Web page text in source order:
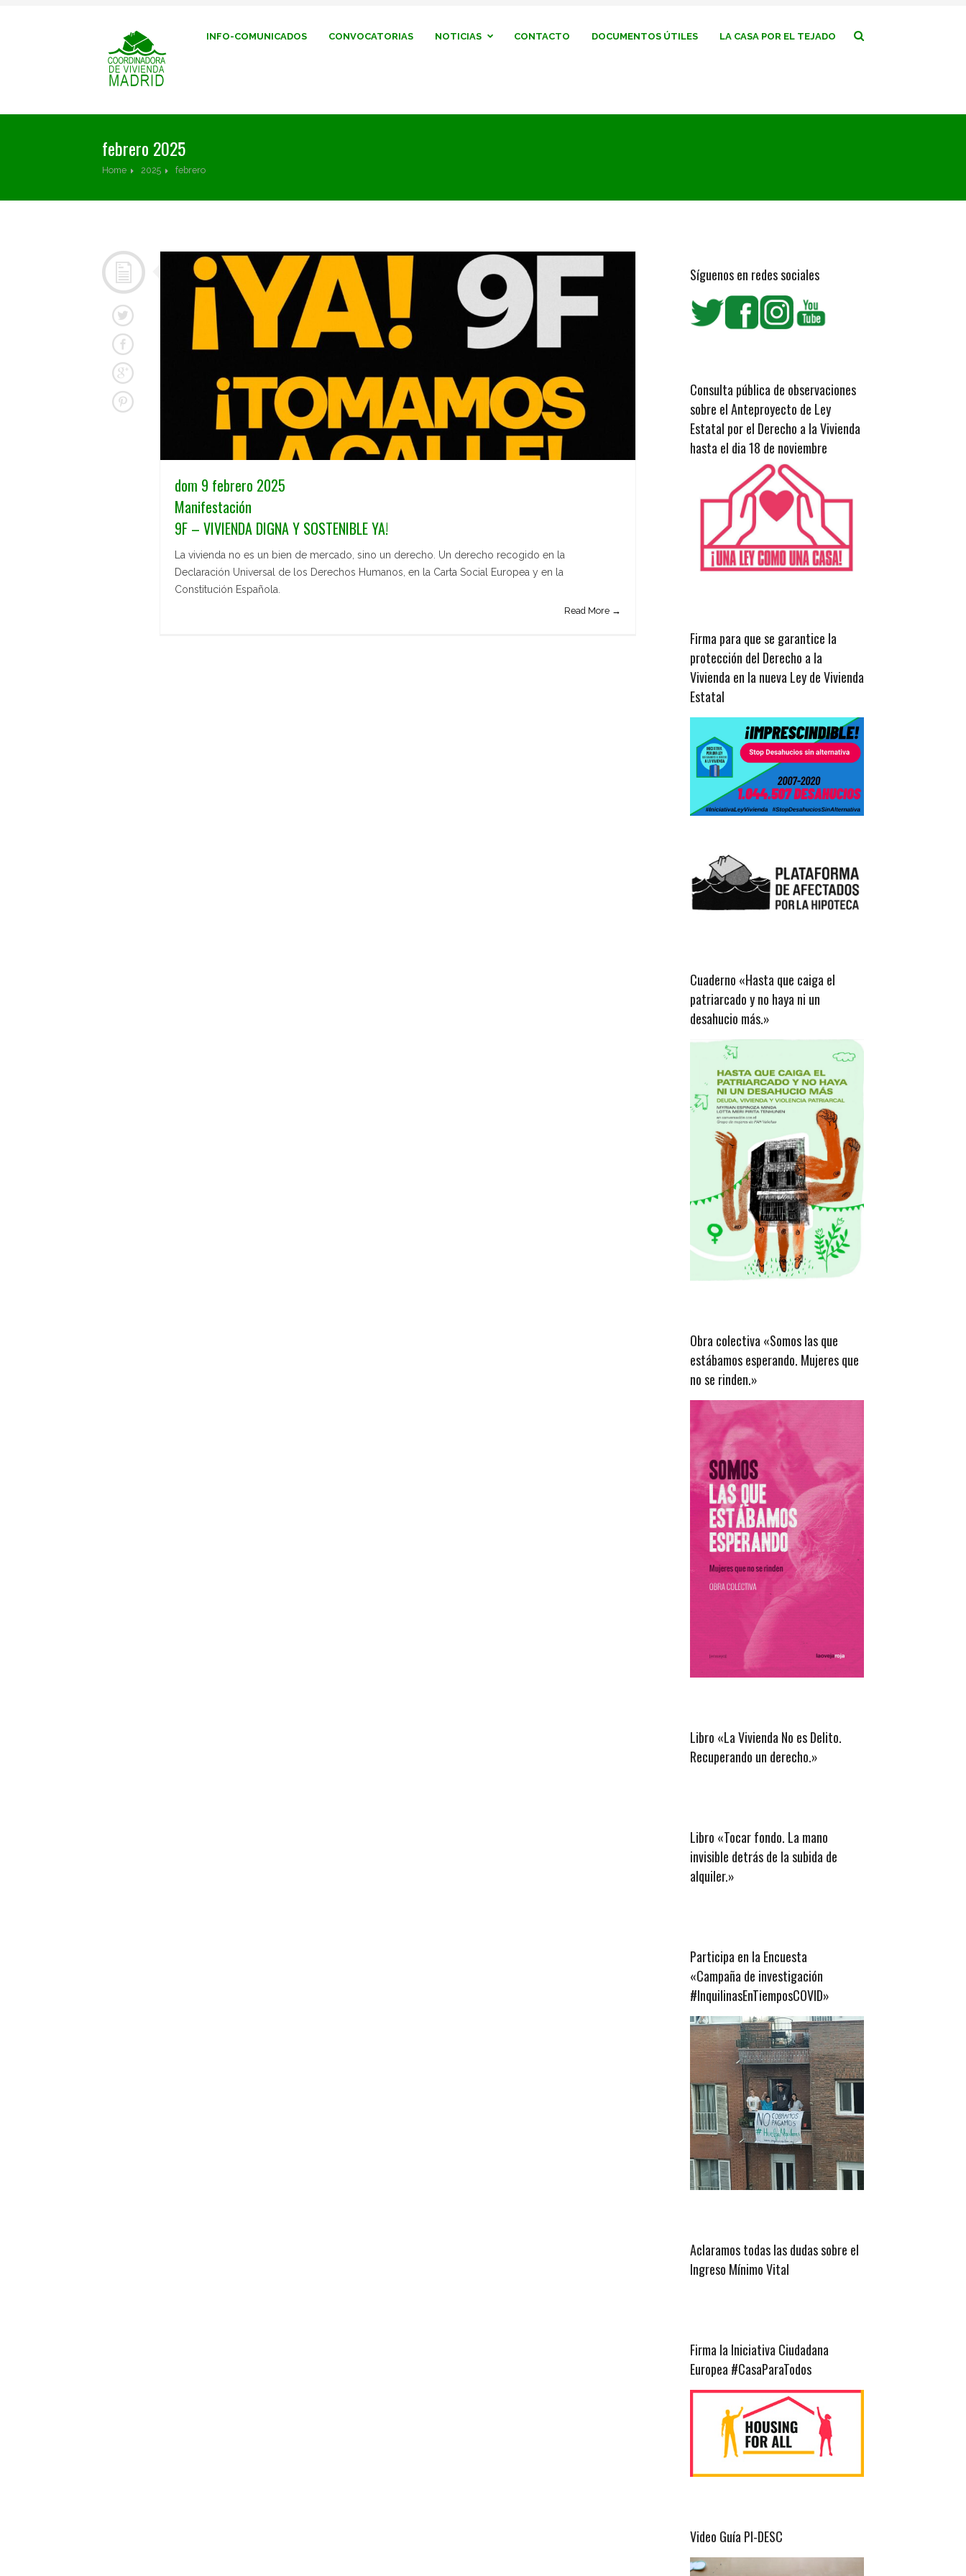
INFO-COMUNICADOS CONVOCATORIAS NOTICIAS CONTACTO DOCUMENTOS ÚTILES LA CASA POR EL TEJADO
febrero 2025
Home 2025 febrero
dom 9 febrero 2025
Manifestación
9F – VIVIENDA DIGNA Y SOSTENIBLE YA!
La vivienda no es un bien de mercado, sino un derecho. Un derecho recogido en la
Declaración Universal de los Derechos Humanos, en la Carta Social Europea y en la
Constitución Española.
Read More →
Síguenos en redes sociales
Consulta pública de observaciones
sobre el Anteproyecto de Ley
Estatal por el Derecho a la Vivienda
hasta el dia 18 de noviembre
Firma para que se garantice la
protección del Derecho a la
Vivienda en la nueva Ley de Vivienda
Estatal
Cuaderno «Hasta que caiga el
patriarcado y no haya ni un
desahucio más.»
Obra colectiva «Somos las que
estábamos esperando. Mujeres que
no se rinden.»
Libro «La Vivienda No es Delito.
Recuperando un derecho.»
Libro «Tocar fondo. La mano
invisible detrás de la subida de
alquiler.»
Participa en la Encuesta
«Campaña de investigación
#InquilinasEnTiemposCOVID»
Aclaramos todas las dudas sobre el
Ingreso Mínimo Vital
Firma la Iniciativa Ciudadana
Europea #CasaParaTodos
Video Guía PI-DESC